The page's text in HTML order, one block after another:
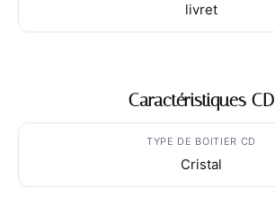
livret
Caractéristiques CD
TYPE DE BOITIER CD
Cristal